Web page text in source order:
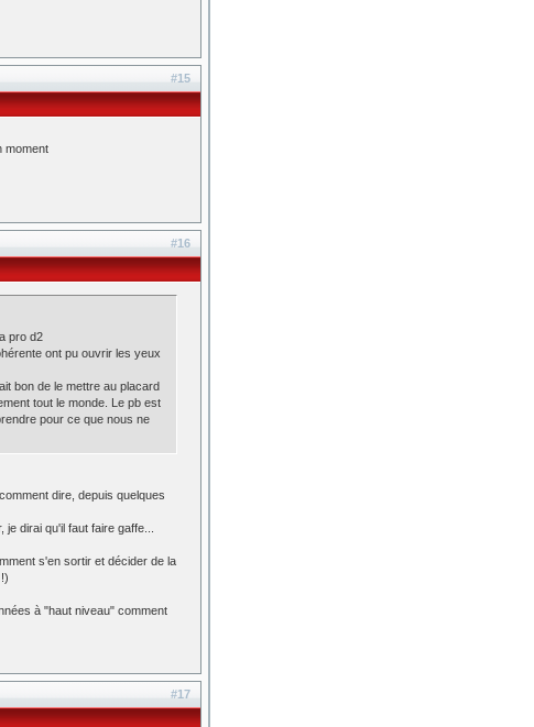
#15
moment
#16
pro d2
ont pu ouvrir les yeux
bon de le mettre au placard
tout le monde. Le pb est
pour ce que nous ne
dire, depuis quelques
dirai qu'il faut faire gaffe...
s'en sortir et décider de la
à "haut niveau" comment
#17